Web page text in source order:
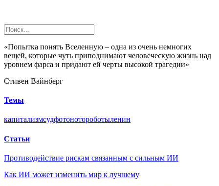
«Попытка понять Вселенную – одна из очень немногих
вещей, которые чуть приподнимают человеческую жизнь над
уровнем фарса и придают ей черты высокой трагедии»
Стивен Вайнберг
Темы
капитализмсудфотонотороботыленин
Статьи
Противодействие рискам связанным с сильным ИИ
Как ИИ может изменить мир к лучшему